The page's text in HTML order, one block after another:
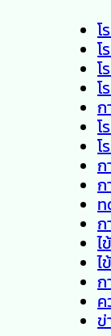
โ
โ
โ
โ
ก
โ
โ
ก
ก
ก
ไ
ไ
ก
ค
ข่